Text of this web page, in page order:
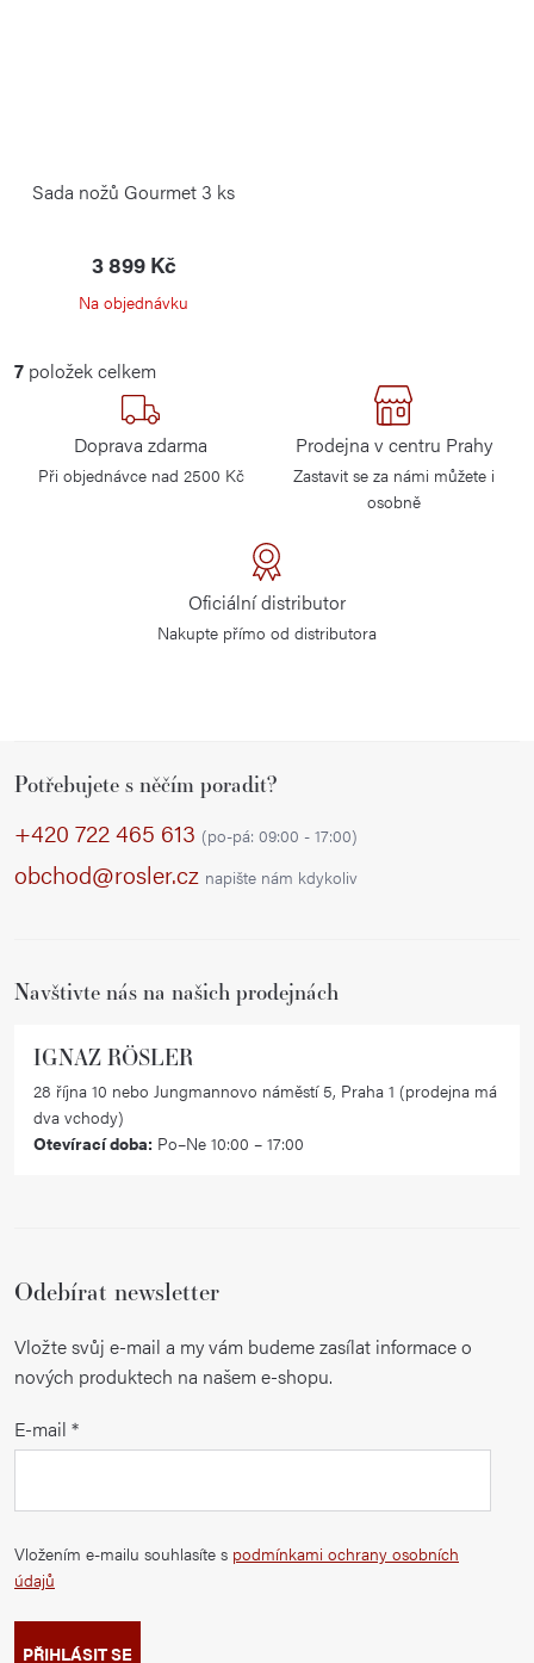
Sada nožů Gourmet 3 ks
3 899 Kč
Na objednávku
O
v
p
i
7 položek celkem
Doprava zdarma
Při objednávce nad 2500 Kč
Prodejna v centru Prahy
Zastavit se za námi můžete i
osobně
Oficiální distributor
Nakupte přímo od distributora
Potřebujete s něčím poradit?
+420 722 465 613 (po-pá: 09:00 - 17:00)
obchod@rosler.cz napište nám kdykoliv
Navštivte nás na našich prodejnách
IGNAZ RÖSLER
28 října 10 nebo Jungmannovo náměstí 5, Praha 1 (prodejna má
dva vchody)
Otevírací doba: Po–Ne 10:00 – 17:00
Odebírat newsletter
Vložte svůj e-mail a my vám budeme zasílat informace o
nových produktech na našem e-shopu.
E-mail
Vložením e-mailu souhlasíte s podmínkami ochrany osobních
údajů
PŘIHLÁSIT SE